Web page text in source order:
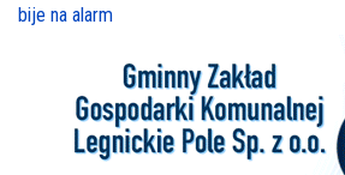
bije na alarm